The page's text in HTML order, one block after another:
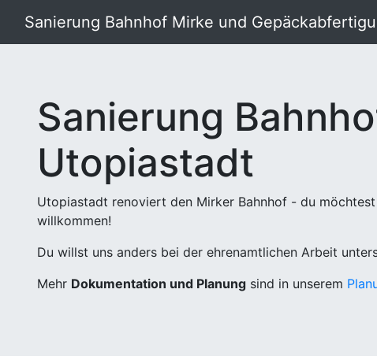
Sanierung Bahnhof Mirke und
Sanierung
Utopiastadt
Utopiastadt renoviert den Mirker Bahnhof - du
willkommen!
Du willst uns anders bei der ehrenamtlichen Arbeit
Mehr Dokumentation und Planung sind in unserem